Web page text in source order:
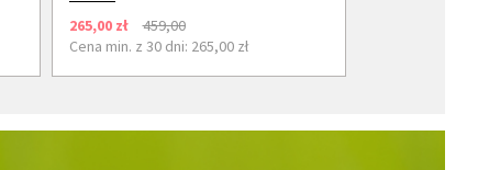
265,00 zł
459,00
Cena min. z 30 dni: 265,00 zł